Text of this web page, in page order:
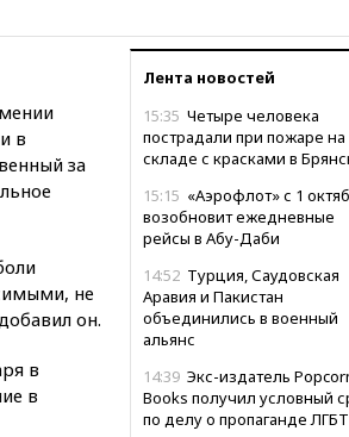
Лента новостей
15:35 Четыре человека
пострадали при пожаре на
складе с красками в
15:15 «Аэрофлот» с 1
возобновит ежедневные
рейсы в Абу-Даби
14:52 Турция, Саудовская
Аравия и Пакистан
объединились в военный
альянс
14:39 Экс-издатель
Books получил условный
по делу о пропаганде ЛГБТ
в
за
не
он.
в
в